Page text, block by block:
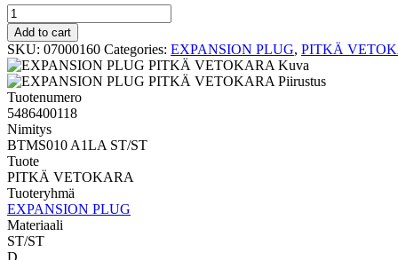
PITKÄ
VETOKARA
BTMS010
A1LA
ST/ST
quantity
Add to cart
SKU: 07000160 Categories: EXPANSION PLUG, PITKÄ
Tuotenumero
5486400118
Nimitys
BTMS010 A1LA ST/ST
Tuote
PITKÄ VETOKARA
Tuoteryhmä
EXPANSION PLUG
Materiaali
ST/ST
D